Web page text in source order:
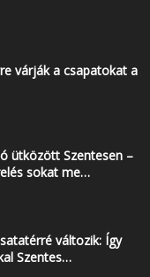
várják a csapatokat a
ütközött Szentesen –
sokat me…
változik: Így
Szentes…